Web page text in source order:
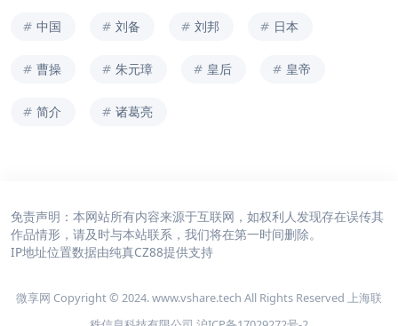
中国 刘备 刘邦 日本
曹操 朱元璋 皇后 皇帝
简介 诸葛亮
免责声明：本网站所有内容来源于互联网，如权利人发现存在误传其
作品情形，请及时与本站联系，我们将在第一时间删除。
IP地址位置数据由纯真CZ88提供支持
微享网 Copyright © 2024. www.vshare.tech All Rights Reserved 上海联